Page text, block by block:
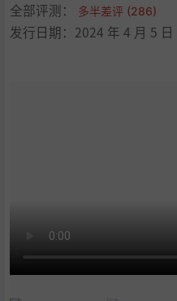
全部评测：
多半差评 (286)
发行日期：2024 年 4 月 5 日